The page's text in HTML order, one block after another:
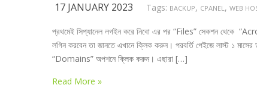
17 JANUARY 2023 Tags: BACKUP, CPANEL, WEB
প্রথমেই সিপ্যানেল লগইন করে নিবো এর পর “Files” সেকশন থেকে
লগিন করবেন তা জানতে এখানে ক্লিক করুন। পরবর্তি পেইজে লাস্ট ১
“Domains” অপশনে ক্লিক করুন। এছারা […]
Read More »